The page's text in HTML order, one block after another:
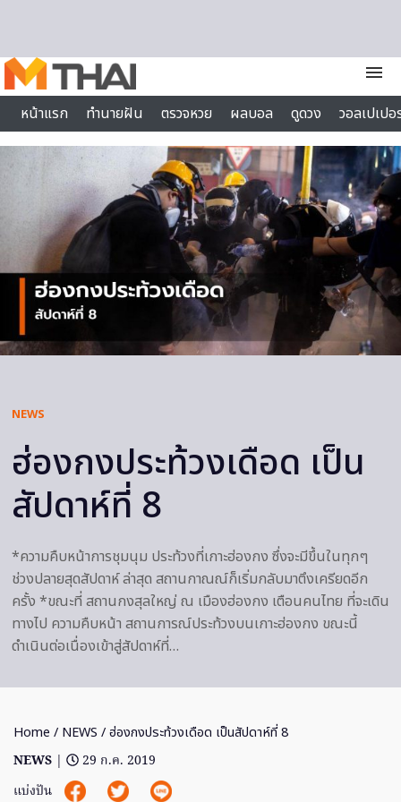
menu
หน้าแรก
ทำนายฝัน ตรวจหวย ผลบอล ดูดวง
วอลเปเป
ไลฟ์สไตล์
NEWS
ฮ่องกงประท้วงเดือด เป็น
สัปดาห์ที่ 8
*ความคืบหน้าการชุมนุม ประท้วงที่เกาะฮ่องกง ซึ่งจะมีขึ้นในทุกๆ
ช่วงปลายสุดสัปดาห์ ล่าสุด สถานกาณณ์ก็เริ่มกลับมาตึงเครียดอีก
ครั้ง *ขณะที่ สถานกงสุลใหญ่ ณ เมืองฮ่องกง เตือนคนไทย ที่จะเดิน
ทางไป ความคืบหน้า สถานการณ์ประท้วงบนเกาะฮ่องกง ขณะนี้
ดำเนินต่อเนื่องเข้าสู่สัปดาห์ที่…
Home / NEWS / ฮ่องกงประท้วงเดือด เป็นสัปดาห์ที่ 8
NEWS |
29 ก.ค. 2019
แบ่งปัน